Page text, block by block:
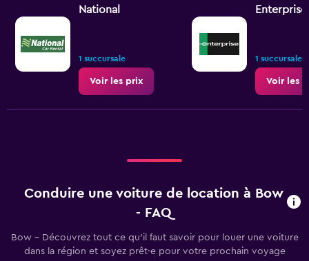
National
1 succursale
Voir les prix
1 succursale
Voir les
Conduire une voiture de location à Bow
- FAQ
Bow - Découvrez tout ce qu’il faut savoir pour louer une voiture
dans la région et soyez prêt·e pour votre prochain voyage